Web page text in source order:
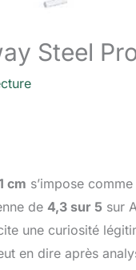
Steel
cm s’impose
de 4,3 sur 5 sur
une curiosité
en dire après